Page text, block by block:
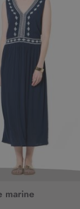
marine